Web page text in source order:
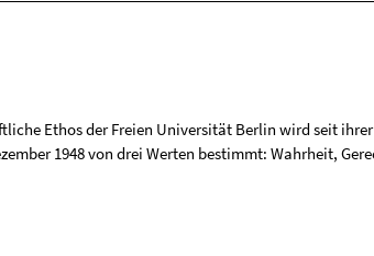
Ethos der Freien Universität Berlin wird seit ihrer
1948 von drei Werten bestimmt: Wahrheit,